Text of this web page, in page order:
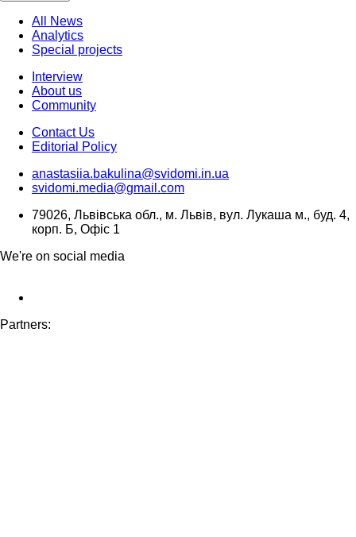
All News
Analytics
Special projects
Interview
About us
Community
Contact Us
Editorial Policy
anastasiia.bakulina@svidomi.in.ua
svidomi.media@gmail.com
79026, Львівська обл., м. Львів, вул. Лукаша м., буд. 4,
корп. Б, Офіс 1
We're on social media
Partners: